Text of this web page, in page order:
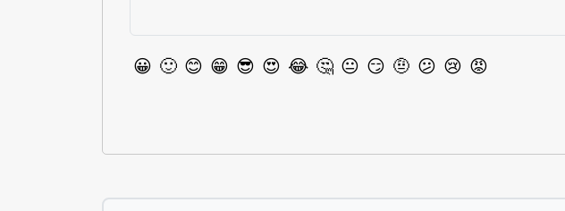
😀 🙂 😊 😁 😎 😍 😂 🤔 😐 😏 🤨 😕 😢 😡